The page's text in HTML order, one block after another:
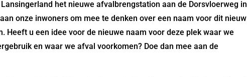
het nieuwe afvalbrengstation aan de Dorsvloerweg in
onze inwoners om mee te denken over een naam voor dit nieuw
Heeft u een idee voor de nieuwe naam voor deze plek waar we
en waar we afval voorkomen? Doe dan mee aan de